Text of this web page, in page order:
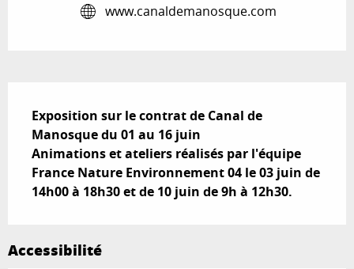
www.canaldemanosque.com
Exposition sur le contrat de Canal de
Manosque du 01 au 16 juin
Animations et ateliers réalisés par l'équipe
France Nature Environnement 04 le 03 juin de
14h00 à 18h30 et de 10 juin de 9h à 12h30.
Accessibilité